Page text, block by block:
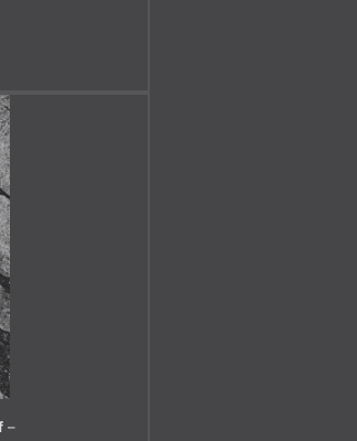
–